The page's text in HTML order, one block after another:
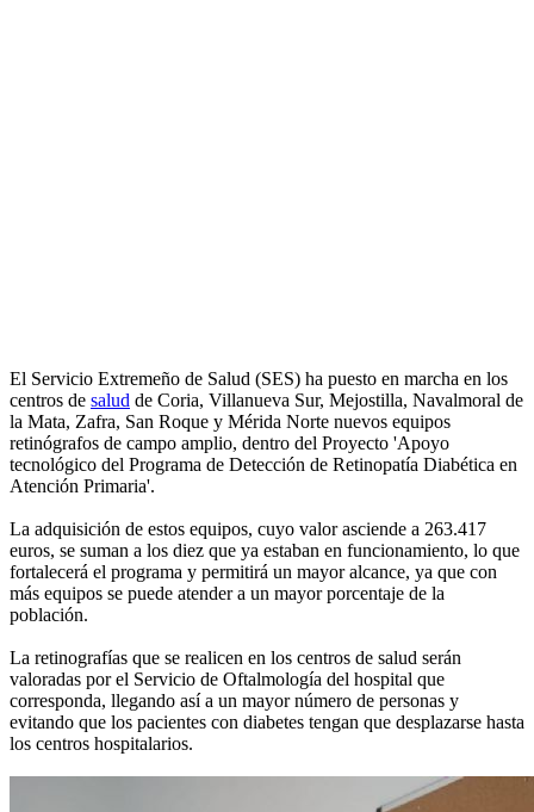
El Servicio Extremeño de Salud (SES) ha puesto en marcha en los
centros de salud de Coria, Villanueva Sur, Mejostilla, Navalmoral de
la Mata, Zafra, San Roque y Mérida Norte nuevos equipos
retinógrafos de campo amplio, dentro del Proyecto 'Apoyo
tecnológico del Programa de Detección de Retinopatía Diabética en
Atención Primaria'.
La adquisición de estos equipos, cuyo valor asciende a 263.417
euros, se suman a los diez que ya estaban en funcionamiento, lo que
fortalecerá el programa y permitirá un mayor alcance, ya que con
más equipos se puede atender a un mayor porcentaje de la
población.
La retinografías que se realicen en los centros de salud serán
valoradas por el Servicio de Oftalmología del hospital que
corresponda, llegando así a un mayor número de personas y
evitando que los pacientes con diabetes tengan que desplazarse hasta
los centros hospitalarios.